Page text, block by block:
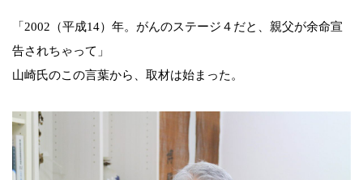
「2002（平成14）年。がんのステージ４だと、親父が余命宣
告されちゃって」
山崎氏のこの言葉から、取材は始まった。